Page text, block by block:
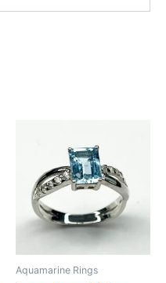
Aquamarine Rings